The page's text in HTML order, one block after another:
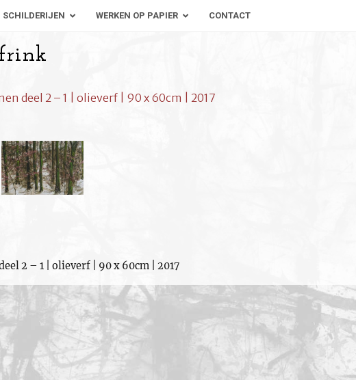
SCHILDERIJEN WERKEN OP PAPIER CONTACT
deel 2 – 1 | olieverf | 90 x 60cm | 2017
2 – 1 | olieverf | 90 x 60cm | 2017